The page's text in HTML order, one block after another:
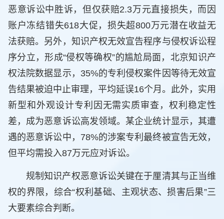
恶意诉讼中胜诉，但仅获赔2.3万元直接损失，而因
账户冻结错失618大促，损失超800万元潜在收益无
法获赔。另外，知识产权无效宣告程序与侵权诉讼程
序分立，形成“侵权等确权”的尴尬局面，北京知识产
权法院数据显示，35%的专利侵权案件因等待无效宣
告结果被迫中止审理，平均延误16个月。此外，实用
新型和外观设计专利因无需实质审查，权利稳定性
差，成为恶意诉讼高发领域。某企业统计显示，其遭
遇的恶意诉讼中，78%的涉案专利最终被宣告无效，
但平均需投入87万元应对诉讼。
规制知识产权恶意诉讼关键在于厘清其与正当维
权的界限，综合“权利基础、主观状态、损害后果”三
大要素综合判断。